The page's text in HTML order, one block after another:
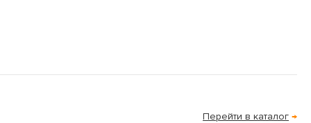
Перейти в каталог →